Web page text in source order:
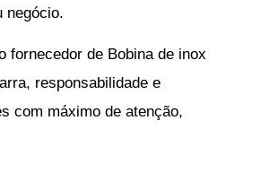
negócio.
fornecedor de Bobina de inox
responsabilidade e
com máximo de atenção,